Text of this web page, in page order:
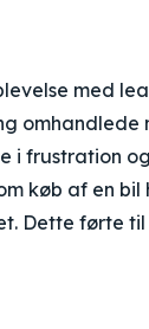
med
i frustration
køb af en
Dette førte